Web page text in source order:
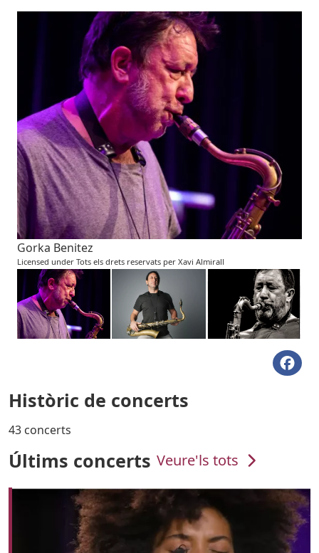
Gorka Benitez
Licensed under Tots els drets reservats per Xavi Almirall
Històric de concerts
43 concerts
Últims concerts Veure'ls tots